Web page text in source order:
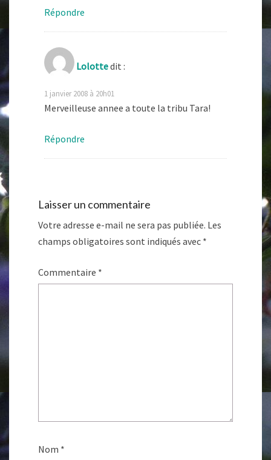
Répondre
Lolottedit :
1 janvier 2008 à 20h01
Merveilleuse annee a toute la tribu Tara!
Répondre
Laisser un commentaire
Votre adresse e-mail ne sera pas publiée. Les
champs obligatoires sont indiqués avec *
Commentaire *
Nom *